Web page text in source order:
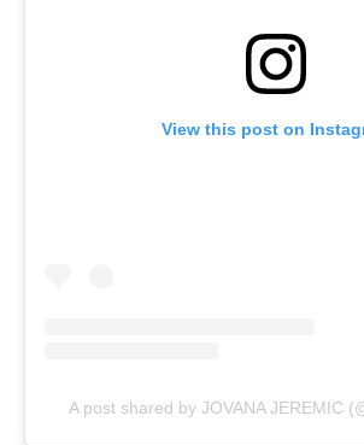
View this post on
A post shared by JOVANA JEREMIC